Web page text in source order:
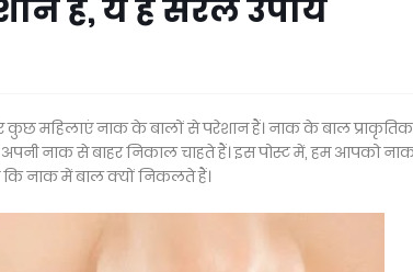
हैं, ये है सरल उपाय
महिलाएं नाक के बालों से परेशान हैं। नाक के बाल प्राकृतिक
नाक से बाहर निकाल चाहते हैं। इस पोस्ट में, हम आपको
नाक में बाल क्यों निकलते हैं।